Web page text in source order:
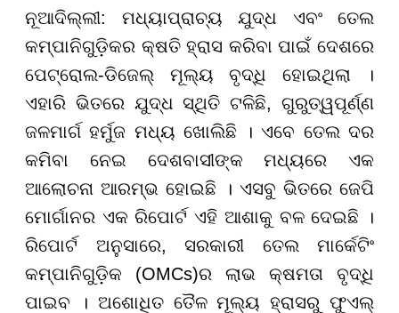
ନୂଆଦିଲ୍ଲୀ: ମଧ୍ୟାପ୍ରାଚ୍ୟ ଯୁଦ୍ଧ ଏବଂ ତେଲ
କମ୍ପାନିଗୁଡ଼ିକର କ୍ଷତି ହ୍ରାସ କରିବା ପାଇଁ ଦେଶରେ
ପେଟ୍ରୋଲ-ଡିଜେଲ୍ ମୂଲ୍ୟ ବୃଦ୍ଧି ହୋଇଥିଲା ।
ଏହାରି ଭିତରେ ଯୁଦ୍ଧ ସ୍ଥିତି ଟଳିଛି, ଗୁରୁତ୍ୱପୂର୍ଣ୍ଣ
ଜଳମାର୍ଗ ହର୍ମୁଜ ମଧ୍ୟ ଖୋଲିଛି । ଏବେ ତେଲ ଦର
କମିବା ନେଇ ଦେଶବାସୀଙ୍କ ମଧ୍ୟରେ ଏକ
ଆଲୋଚନା ଆରମ୍ଭ ହୋଇଛି । ଏସବୁ ଭିତରେ ଜେପି
ମୋର୍ଗାନର ଏକ ରିପୋର୍ଟ ଏହି ଆଶାକୁ ବଳ ଦେଇଛି ।
ରିପୋର୍ଟ ଅନୁସାରେ, ସରକାରୀ ତେଲ ମାର୍କେଟିଂ
କମ୍ପାନିଗୁଡ଼ିକ (OMCs)ର ଲାଭ କ୍ଷମତା ବୃଦ୍ଧି
ପାଇବ । ଅଶୋଧିତ ତୈଳ ମୂଲ୍ୟ ହ୍ରାସରୁ ଫୁଏଲ୍